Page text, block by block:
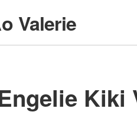
Valerie
Kiki